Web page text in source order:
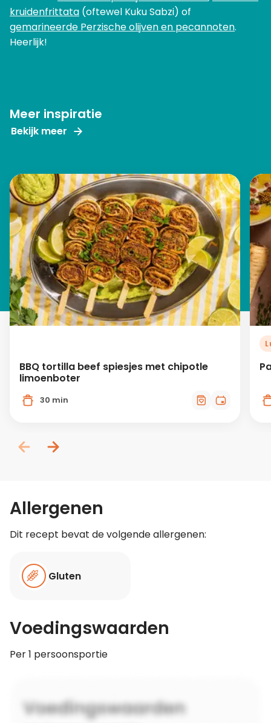
kruidenfrittata (oftewel Kuku Sabzi) of
gemarineerde Perzische olijven en pecannoten.
Heerlijk!
Meer inspiratie
Bekijk meer
BBQ tortilla beef spiesjes met chipotle
limoenboter
30 min
Allergenen
Dit recept bevat de volgende allergenen:
Gluten
Voedingswaarden
Per 1 persoonsportie